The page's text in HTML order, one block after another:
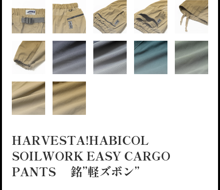
HARVESTA!HABICOL
SOILWORK EASY CARGO
PANTS 銘”軽ズボン”